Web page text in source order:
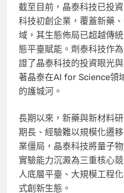
截至目前，晶泰科技已投
科技初創企業，覆蓋新藥
域，其生態佈局已超越傳
態平臺賦能。劑泰科技作
證了晶泰科技的投資眼光
著晶泰在AI for Science領
的護城河。
長期以來，新藥與新材料
期長、經驗難以規模化遷
業僵局，晶泰科技將量子
實驗能力沉澱為三重核心
人底層平臺、大規模工程
式創新生態。